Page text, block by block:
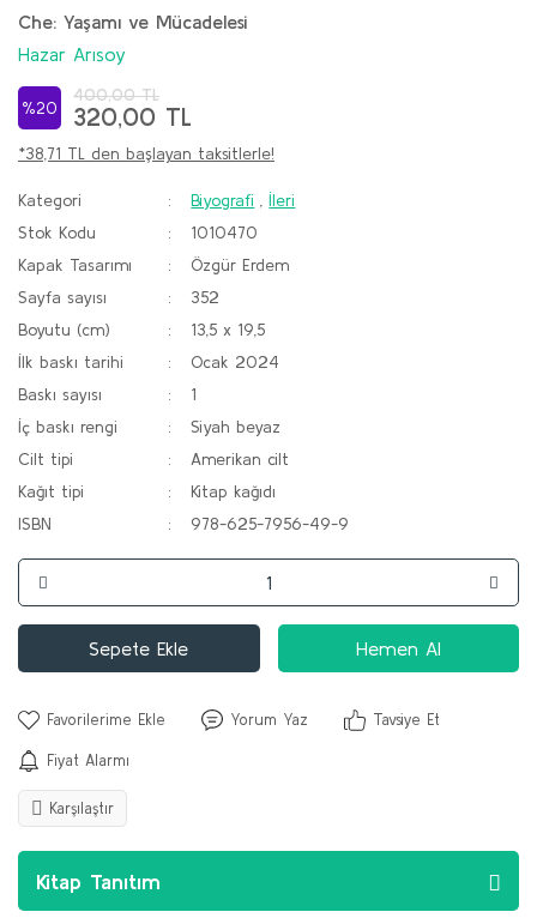
Che: Yaşamı ve Mücadelesi
Hazar Arısoy
%20
400,00 TL
320,00 TL
*38,71 TL den başlayan taksitlerle!
Kategori Biyografi ,İleri
Stok Kodu
1010470
Kapak Tasarımı
Özgür Erdem
Sayfa sayısı
352
Boyutu (cm)
13,5 x 19,5
İlk baskı tarihi
Ocak 2024
Baskı sayısı
1
İç baskı rengi
Siyah beyaz
Cilt tipi
Amerikan cilt
Kağıt tipi
Kitap kağıdı
ISBN
978-625-7956-49-9
Sepete Ekle Hemen Al
Yorum Yaz Tavsiye Et
Fiyat Alarmı
Karşılaştır
Kitap Tanıtım